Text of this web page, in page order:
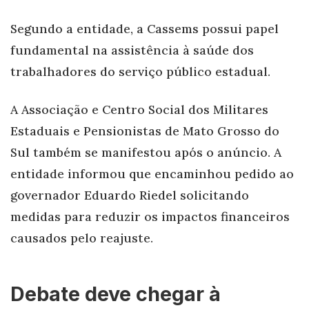
Segundo a entidade, a Cassems possui papel
fundamental na assistência à saúde dos
trabalhadores do serviço público estadual.
A Associação e Centro Social dos Militares
Estaduais e Pensionistas de Mato Grosso do
Sul também se manifestou após o anúncio. A
entidade informou que encaminhou pedido ao
governador Eduardo Riedel solicitando
medidas para reduzir os impactos financeiros
causados pelo reajuste.
Debate deve chegar à